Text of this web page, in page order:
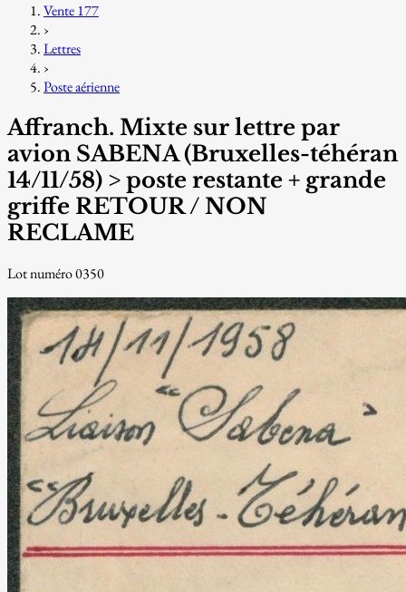
Vente 177
›
Lettres
›
Poste aérienne
Affranch. Mixte sur lettre par
avion SABENA (Bruxelles-téhéran
14/11/58) > poste restante + grande
griffe RETOUR / NON
RECLAME
Lot numéro 0350